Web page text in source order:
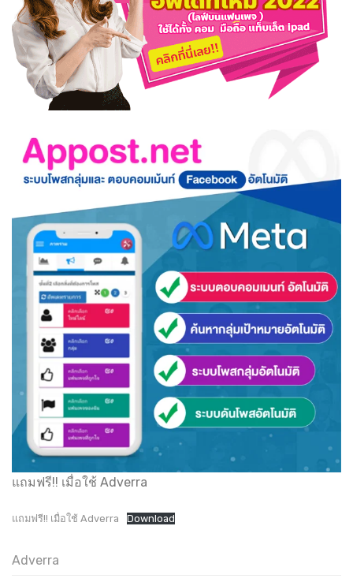
แถมฟรี!! เมื่อใช้ Adverra
แถมฟรี!! เมื่อใช้ Adverra Download
Adverra